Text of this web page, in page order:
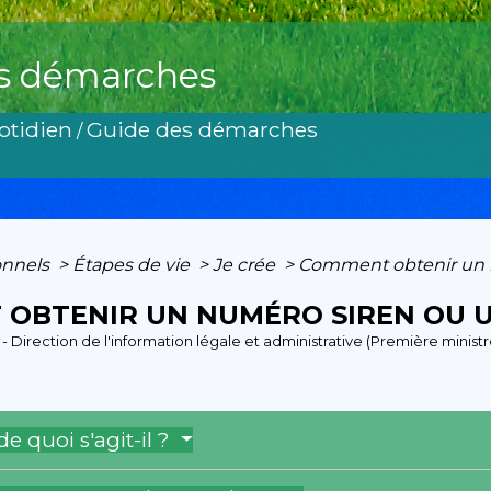
démarches
/Guide des démarches
> Étapes de vie > Je crée > Comment obtenir un
OBTENIR UN NUMÉRO SIREN OU
- Direction de l'information légale et administrative (Première
quoi s'agit-il ?